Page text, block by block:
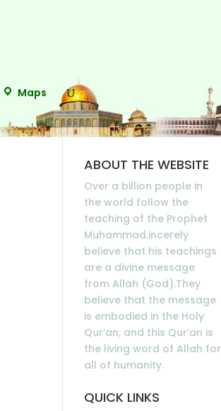
Maps
ABOUT THE WEBSITE
Over a billion people in
the world follow the
teaching of the Prophet
Muhammad.incerely
believe that his teachings
are a divine message
from Allah (God).They
believe that the message
is embodied in the Holy
Qur’an, and this Qur’an is
the living word of Allah for
all of humanity.
QUICK LINKS